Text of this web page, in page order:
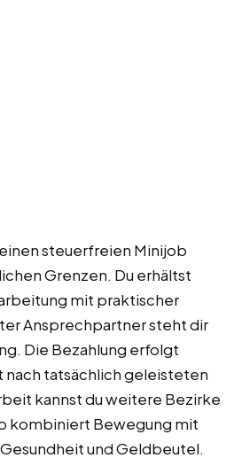
steuerfreien Minijob
Grenzen. Du erhältst
mit praktischer
Ansprechpartner steht dir
Die Bezahlung erfolgt
tatsächlich geleisteten
kannst du weitere Bezirke
kombiniert Bewegung mit
und Geldbeutel.